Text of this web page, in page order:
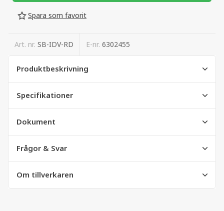
Spara som favorit
Art. nr. SB-IDV-RD E-nr. 6302455
Produktbeskrivning
Specifikationer
Dokument
Frågor & Svar
Om tillverkaren